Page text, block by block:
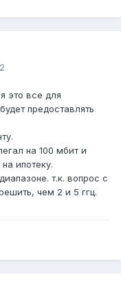
это все для
предоставлять
на 100 мбит и
ипотеку.
т.к. вопрос с
чем 2 и 5 ггц.